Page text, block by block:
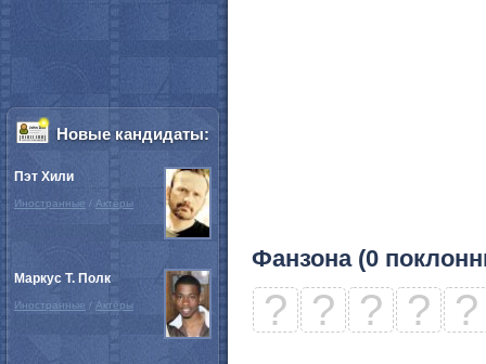
Фанзона (0
? ? ? ? ?
Новые кандидаты:
Пэт Хили
Иностранные / Актёры
Маркус Т. Полк
Иностранные / Актёры